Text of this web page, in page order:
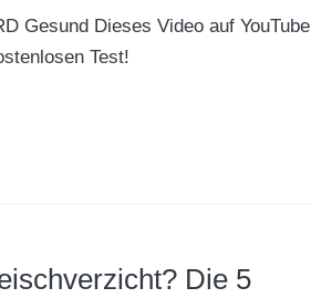
Gesund Dieses Video auf YouTube
Test!
Die 5